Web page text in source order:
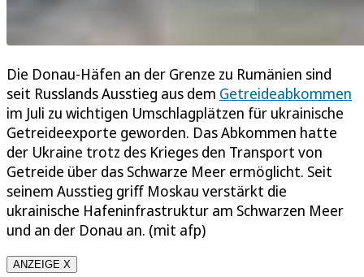
Die Donau-Häfen an der Grenze zu Rumänien sind
seit Russlands Ausstieg aus dem Getreideabkommen
im Juli zu wichtigen Umschlagplätzen für ukrainische
Getreideexporte geworden. Das Abkommen hatte
der Ukraine trotz des Krieges den Transport von
Getreide über das Schwarze Meer ermöglicht. Seit
seinem Ausstieg griff Moskau verstärkt die
ukrainische Hafeninfrastruktur am Schwarzen Meer
und an der Donau an. (mit afp)
ANZEIGE X